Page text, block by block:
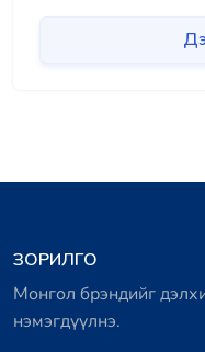
ЗОРИЛГО
Монгол брэндийг
нэмэгдүүлнэ.